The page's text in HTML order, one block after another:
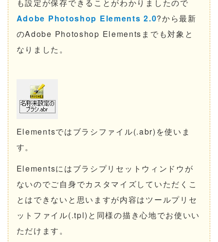
も設定が保存できることがわかりましたので
Adobe Photoshop Elements 2.0?から最新
のAdobe Photoshop Elementsまでも対象と
なりました。
Elementsではブラシファイル(.abr)を使いま
す。
Elementsにはブラシプリセットウィンドウが
ないのでご自身でカスタマイズしていただくこ
とはできないと思いますが内容はツールプリセ
ットファイル(.tpl)と同様の描き心地でお使いい
ただけます。